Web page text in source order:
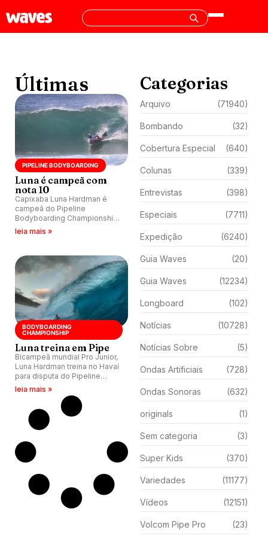
Últimas
PIPELINE BODYBOARDING
Luna é campeã com
nota 10
Capixaba Luna Hardman é
campeã do Pipeline
Bodyboarding Championship,
no Havaí, com nota 10 na final.
leia mais »
BODYBOARDING
CHAMPIONSHIP
Luna treina em Pipe
Bicampeã mundial Pro Junior,
Luna Hardman treina no Havaí
para disputa do Pipeline
Bodyboarding Championship.
leia mais »
Categorias
Arquivo (71940)
Bombando (32)
Cobertura Especial (640)
Colunas (339)
Entrevistas (398)
Especiais (7711)
Expedição (6240)
Guia Waves (20)
Guia Waves (12234)
Longboard (102)
Notícias (10728)
Notícias Sobre (5)
Ondas Artificiais (728)
Ondas Sonoras (632)
originals (1)
Sem categoria (3)
Super Kids (370)
Variedades (11177)
Vídeos (12151)
Volcom Pipe Pro (23)